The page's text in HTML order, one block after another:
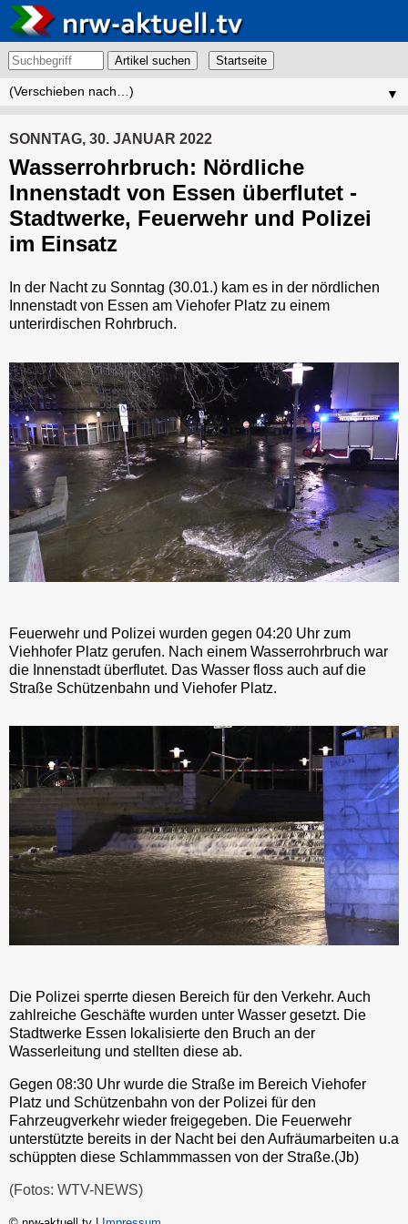
Artikel suchen
▼
SONNTAG, 30. JANUAR 2022
Wasserrohrbruch: Nördliche
Innenstadt von Essen überflutet -
Stadtwerke, Feuerwehr und Polizei
im Einsatz
In der Nacht zu Sonntag (30.01.) kam es in der nördlichen
Innenstadt von Essen am Viehofer Platz zu einem
unterirdischen Rohrbruch.
Feuerwehr und Polizei wurden gegen 04:20 Uhr zum
Viehhofer Platz gerufen. Nach einem Wasserrohrbruch war
die Innenstadt überflutet. Das Wasser floss auch auf die
Straße Schützenbahn und Viehofer Platz.
Die Polizei sperrte diesen Bereich für den Verkehr. Auch
zahlreiche Geschäfte wurden unter Wasser gesetzt. Die
Stadtwerke Essen lokalisierte den Bruch an der
Wasserleitung und stellten diese ab.
Gegen 08:30 Uhr wurde die Straße im Bereich Viehofer
Platz und Schützenbahn von der Polizei für den
Fahrzeugverkehr wieder freigegeben. Die Feuerwehr
unterstützte bereits in der Nacht bei den Aufräumarbeiten u.a
schüppten diese Schlammmassen von der Straße.(Jb)
(Fotos: WTV-NEWS)